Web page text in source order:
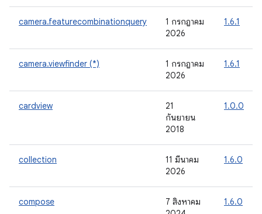
camera.featurecombinationquery
1 กรกฎาคม
2026
1.6.1
camera.viewfinder (*)
1 กรกฎาคม
2026
1.6.1
cardview
21
กันยายน
2018
1.0.0
collection
11 มีนาคม
2026
1.6.0
compose
7 สิงหาคม
1.6.0